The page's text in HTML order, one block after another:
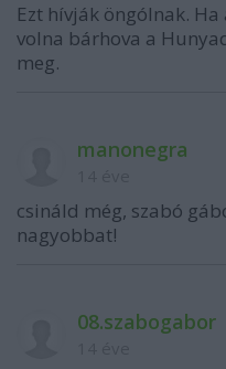
Ezt hívják öngólnak.
volna bárhova a
meg.
manonegra
csináld még, szabó
nagyobbat!
08.szabogabor